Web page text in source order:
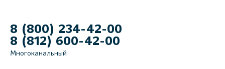
8 (800) 234-42-00
8 (812) 600-42-00
Многоканальный